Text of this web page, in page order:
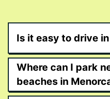
Is it easy to drive
Where can I park
beaches in